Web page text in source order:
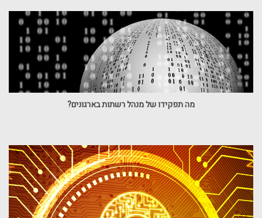
מה תפקידו של מנהל רשתות בארגונים?